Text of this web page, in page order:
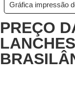
Gráfica impressão
PREÇO